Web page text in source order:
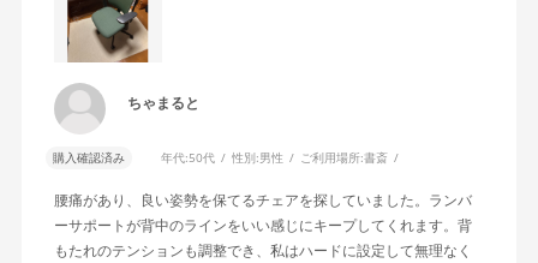
ちゃまると
購入確認済み 年代:50代 性別:男性 ご利用場所:書斎
腰痛があり、良い姿勢を保てるチェアを探していました。ランバ
ーサポートが背中のラインをいい感じにキープしてくれます。背
もたれのテンションも調整でき、私はハードに設定して無理なく